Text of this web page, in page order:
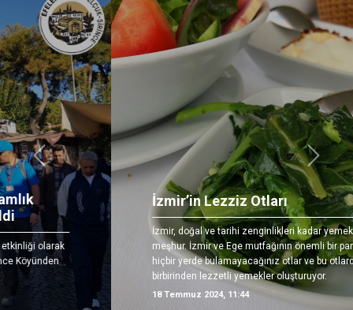
İzmir’in Lezziz Otları
İzmir, doğal ve tarihi zenginlikleri kadar yemekleriyle de
meşhur. İzmir ve Ege mutfağının önemli bir parçasını başka
hiçbir yerde bulamayacağınız otlar ve bu otlardan yapılan
birbirinden lezzetli yemekler oluşturuyor.
18 Temmuz 2024, 11:44
Önceki Sonraki